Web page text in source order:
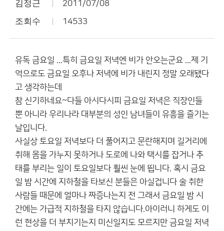
김정근 2011/07/08
조회수 14533
유독 금요일 ...특히 금요일 저녁엔 비가 안오는군요 ...제 기
억으로도 금요일 오후나 저녁에 비가 내린지 정말 오래됐다
고 생각하는데
참 신기하네요~다들 아시다시피 금요일 저녁은 직장인들
뿐 아니라 우리나라 대부분의 성인 남녀들이 유흥을 즐기는
날입니다.
사실상 토요일 저녁보다 더 풀어지고 문란해지며 길거리에
취해 몸을 가누지 못하거나 도로에 나와 택시를 잡거나 추
태를 부리는 일이 토요일보다 훨씬 눈에 띕니다. 혹시 금요
일 밤 시간에 지하철을 타보신 분들은 아실겁니다 술 취한
사람들 때문에 얼마나 짜증나는지 전 그래서 금요일 밤 시
간에는 가급적 지하철을 타지 않습니다.아이러니 하게도 이
런 현상을 더 부치기는지 미신일지도 모르지만 금요일 저녁